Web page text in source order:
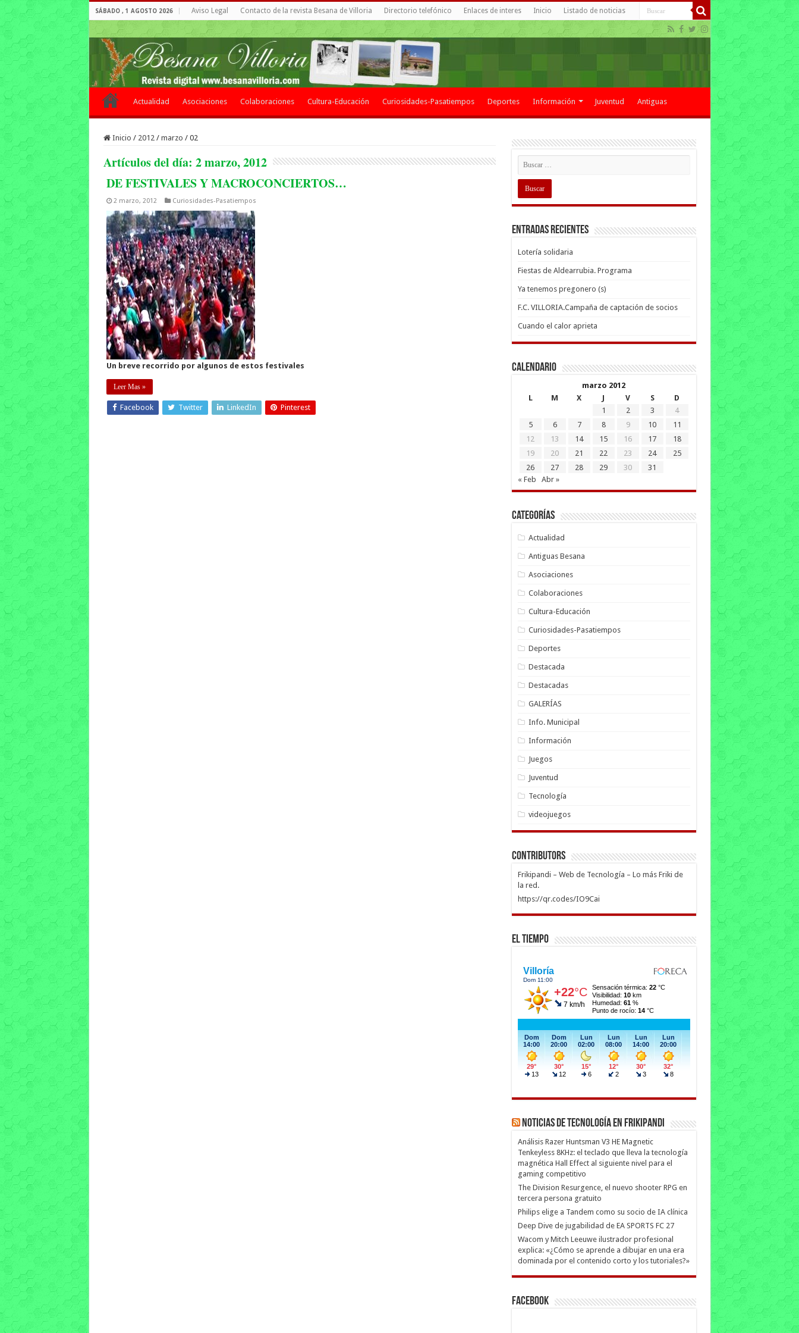
SÁBADO , 1 AGOSTO 2026 Aviso Legal Contacto de la revista Besana de Villoria Directorio telefónico Enlaces de interes Inicio Listado de noticias
Actualidad Asociaciones Colaboraciones Cultura-Educación Curiosidades-Pasatiempos Deportes Información Juventud Antiguas
Inicio / 2012 / marzo / 02
Artículos del día: 2 marzo, 2012
DE FESTIVALES Y MACROCONCIERTOS…
2 marzo, 2012 Curiosidades-Pasatiempos
Un breve recorrido por algunos de estos festivales
Leer Mas »
Facebook Twitter LinkedIn Pinterest
Entradas recientes
Lotería solidaria
Fiestas de Aldearrubia. Programa
Ya tenemos pregonero (s)
F.C. VILLORIA.Campaña de captación de socios
Cuando el calor aprieta
Calendario
marzo 2012
L
M X J V S
D
1
2 3
4
5
6 7 8 9 10
11
12
13 14 15 16 17
18
19
20 21 22 23 24
25
26
27 28 29 30
31
« Feb
Abr »
Categorías
Actualidad
Antiguas Besana
Asociaciones
Colaboraciones
Cultura-Educación
Curiosidades-Pasatiempos
Deportes
Destacada
Destacadas
GALERÍAS
Info. Municipal
Información
Juegos
Juventud
Tecnología
videojuegos
Contributors
Frikipandi – Web de Tecnología – Lo más Friki de
la red.
https://qr.codes/IO9Cai
El Tiempo
Noticias de Tecnología en Frikipandi
Análisis Razer Huntsman V3 HE Magnetic
Tenkeyless 8KHz: el teclado que lleva la tecnología
magnética Hall Effect al siguiente nivel para el
gaming competitivo
The Division Resurgence, el nuevo shooter RPG en
tercera persona gratuito
Philips elige a Tandem como su socio de IA clínica
Deep Dive de jugabilidad de EA SPORTS FC 27
Wacom y Mitch Leeuwe ilustrador profesional
explica: «¿Cómo se aprende a dibujar en una era
dominada por el contenido corto y los tutoriales?»
Facebook